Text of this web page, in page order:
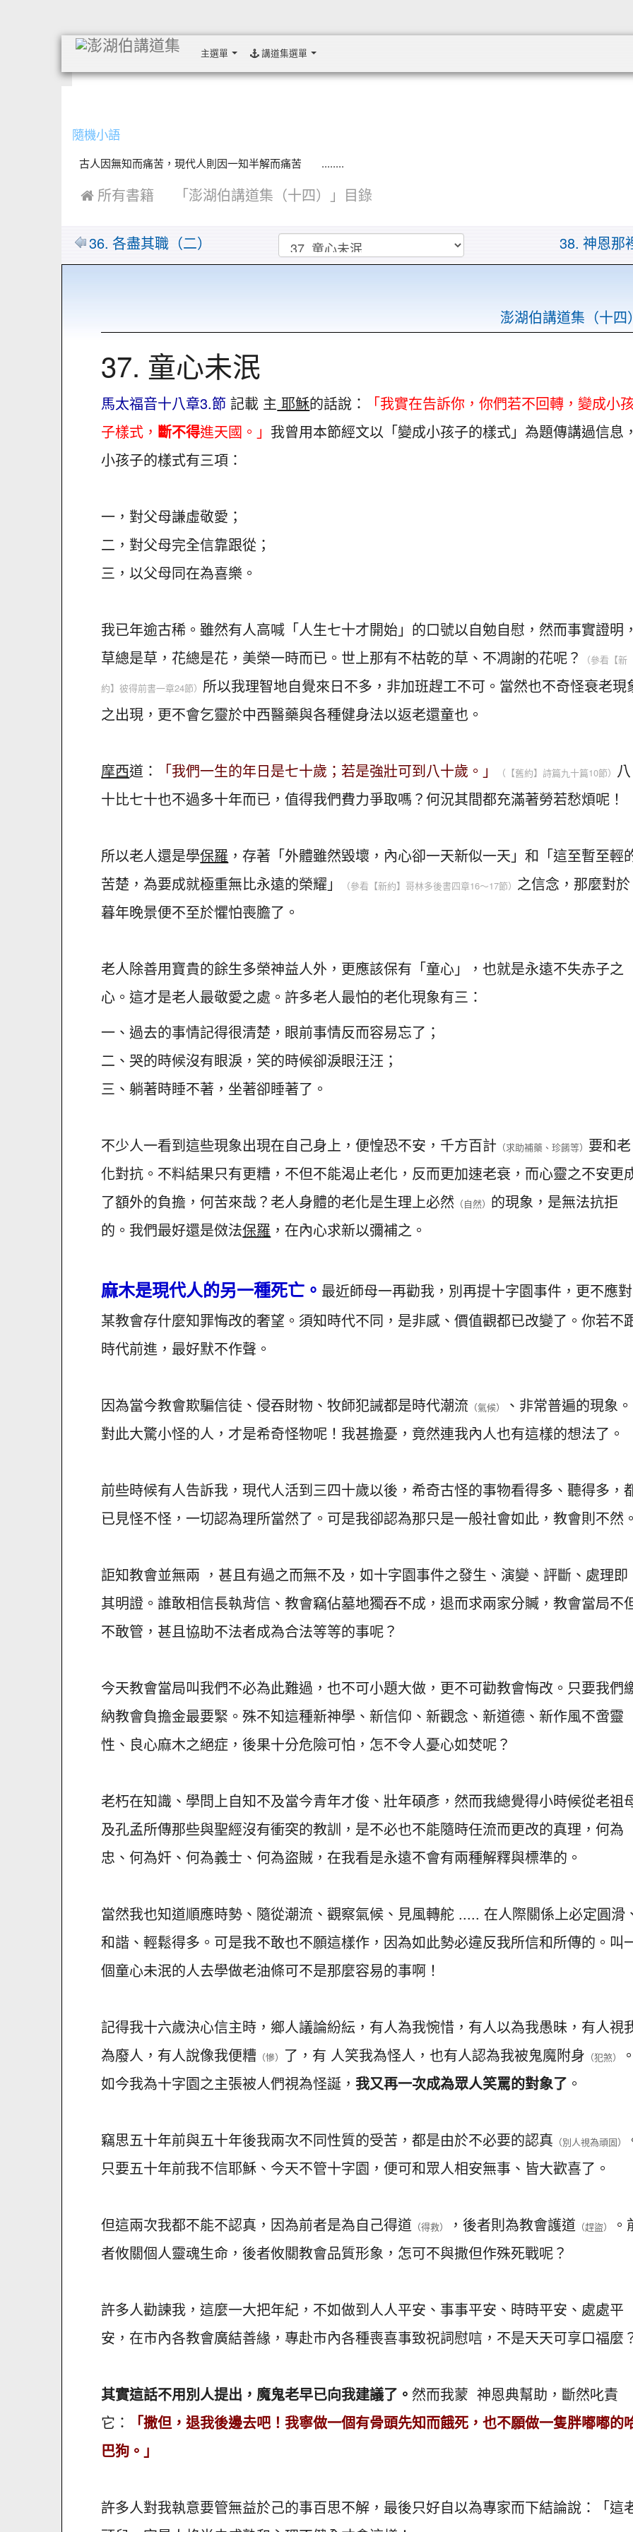
主選單 講道集選單
隨機小語
古人因無知而痛苦，現代人則因一知半解而痛苦 ........
 所有書籍 「澎湖伯講道集（十四）」目錄
36. 各盡其職（二） 38. 神恩那
澎湖伯講道集（十四
37. 童心未泯
馬太福音十八章3.節 記載 主 耶穌的話說：
「我實在告訴你，你們若不回轉，變成小
子樣式， 斷不得進天國。」 我曾用本節經文以「變成小孩子的樣式」為題傳講過信息
小孩子的樣式有三項：
一，對父母謙虛敬愛；
二，對父母完全信靠跟從；
三，以父母同在為喜樂。
我已年逾古稀。雖然有人高喊「人生七十才開始」的口號以自勉自慰，然而事實證明
草總是草，花總是花，美榮一時而已。世上那有不枯乾的草、不凋謝的花呢？
（參看【新
約】彼得前書一章24節） 所以我理智地自覺來日不多，非加班趕工不可。當然也不奇怪衰老現
之出現，更不會乞靈於中西醫藥與各種健身法以返老還童也。
摩西道： 「我們一生的年日是七十歲；若是強壯可到八十歲。」 （【舊約】詩篇九十篇10節） 八
十比七十也不過多十年而已，值得我們費力爭取嗎？何況其間都充滿著勞若愁煩呢！
所以老人還是學保羅 ，存著「外體雖然毀壞，內心卻一天新似一天」和「這至暫至輕
苦楚，為要成就極重無比永遠的榮耀」
（參看【新約】哥林多後書四章16～17節） 之信念，那麼對於
暮年晚景便不至於懼怕喪膽了。
老人除善用寶貴的餘生多榮神益人外，更應該保有「童心」，也就是永遠不失赤子之
心。這才是老人最敬愛之處。許多老人最怕的老化現象有三：
一、過去的事情記得很清楚，眼前事情反而容易忘了；
二、哭的時候沒有眼淚，笑的時候卻淚眼汪汪；
三、躺著時睡不著，坐著卻睡著了。
不少人一看到這些現象出現在自己身上，便惶恐不安，千方百計 （求助補藥、珍餚等） 要和老
化對抗。不料結果只有更糟，不但不能渴止老化，反而更加速老衰，而心靈之不安更
了額外的負擔，何苦來哉？老人身體的老化是生理上必然 （自然） 的現象，是無法抗拒
的。我們最好還是傚法保羅 ，在內心求新以彌補之。
麻木是現代人的另一種死亡。 最近師母一再勸我，別再提十字園事件，更不應對
某教會存什麼知罪悔改的奢望。須知時代不同，是非感、價值觀都已改變了。你若不
時代前進，最好默不作聲。
因為當今教會欺騙信徒、侵吞財物、牧師犯誡都是時代潮流 （氣候）
、非常普遍的現象。
對此大驚小怪的人，才是希奇怪物呢！我甚擔憂，竟然連我內人也有這樣的想法了。
前些時候有人告訴我，現代人活到三四十歲以後，希奇古怪的事物看得多、聽得多，
已見怪不怪，一切認為理所當然了。可是我卻認為那只是一般社會如此，教會則不然
詎知教會並無兩 ，甚且有過之而無不及，如十字園事件之發生、演變、評斷、處理即
其明證。誰敢相信長執背信、教會竊佔墓地獨吞不成，退而求兩家分贓，教會當局不
不敢管，甚且協助不法者成為合法等等的事呢？
今天教會當局叫我們不必為此難過，也不可小題大做，更不可勸教會悔改。只要我們
納教會負擔金最要緊。殊不知這種新神學、新信仰、新觀念、新道德、新作風不啻靈
性、良心麻木之絕症，後果十分危險可怕，怎不令人憂心如焚呢？
老朽在知識、學問上自知不及當今青年才俊、壯年碩彥，然而我總覺得小時候從老祖
及孔孟所傳那些與聖經沒有衝突的教訓，是不必也不能隨時任流而更改的真理，何為
忠、何為奸、何為義士、何為盜賊，在我看是永遠不會有兩種解釋與標準的。
當然我也知道順應時勢、隨從潮流、觀察氣候、見風轉舵 ..... 在人際關係上必定圓滑
和諧、輕鬆得多。可是我不敢也不願這樣作，因為如此勢必違反我所信和所傳的。叫
個童心未泯的人去學做老油條可不是那麼容易的事啊！
記得我十六歲決心信主時，鄉人議論紛紜，有人為我惋惜，有人以為我愚昧，有人視
為廢人，有人說像我便糟 （慘） 了，有 人笑我為怪人，也有人認為我被鬼魔附身 （犯煞）
如今我為十字園之主張被人們視為怪誕，我又再一次成為眾人笑罵的對象了 。
竊思五十年前與五十年後我兩次不同性質的受苦，都是由於不必要的認真 （別人視為頑固）
只要五十年前我不信耶穌、今天不管十字園，便可和眾人相安無事、皆大歡喜了。
但這兩次我都不能不認真，因為前者是為自己得道 （得救） ，後者則為教會護道 （趕盜）
。
者攸關個人靈魂生命，後者攸關教會品質形象，怎可不與撒但作殊死戰呢？
許多人勸諫我，這麼一大把年紀，不如做到人人平安、事事平安、時時平安、處處平
安，在市內各教會廣結善緣，專赴市內各種喪喜事致祝詞慰唁，不是天天可享口福麼
其實這話不用別人提出，魔鬼老早已向我建議了。 然而我蒙 神恩典幫助，斷然叱責
它：
「撒但，退我後邊去吧！我寧做一個有骨頭先知而餓死，也不願做一隻胖嘟嘟的
巴狗。」
許多人對我執意要管無益於己的事百思不解，最後只好自以為專家而下結論說：「這